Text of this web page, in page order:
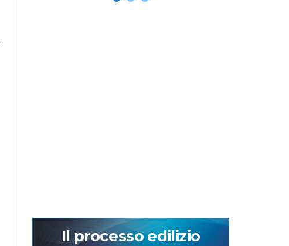
Il processo edilizio